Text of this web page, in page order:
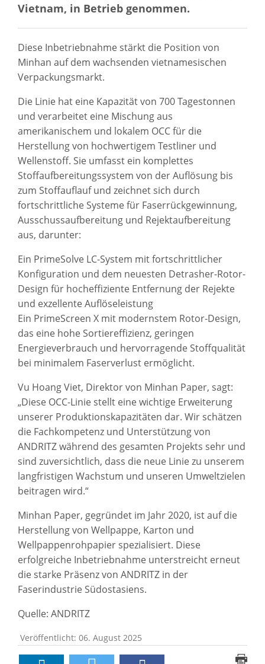
Vietnam, in Betrieb genommen.
Diese Inbetriebnahme stärkt die Position von
Minhan auf dem wachsenden vietnamesischen
Verpackungsmarkt.
Die Linie hat eine Kapazität von 700 Tagestonnen
und verarbeitet eine Mischung aus
amerikanischem und lokalem OCC für die
Herstellung von hochwertigem Testliner und
Wellenstoff. Sie umfasst ein komplettes
Stoffaufbereitungssystem von der Auflösung bis
zum Stoffauflauf und zeichnet sich durch
fortschrittliche Systeme für Faserrückgewinnung,
Ausschussaufbereitung und Rejektaufbereitung
aus, darunter:
Ein PrimeSolve LC-System mit fortschrittlicher
Konfiguration und dem neuesten Detrasher-Rotor-
Design für hocheffiziente Entfernung der Rejekte
und exzellente Auflöseleistung
Ein PrimeScreen X mit modernstem Rotor-Design,
das eine hohe Sortiereffizienz, geringen
Energieverbrauch und hervorragende Stoffqualität
bei minimalem Faserverlust ermöglicht.
Vu Hoang Viet, Direktor von Minhan Paper, sagt:
„Diese OCC-Linie stellt eine wichtige Erweiterung
unserer Produktionskapazitäten dar. Wir schätzen
die Fachkompetenz und Unterstützung von
ANDRITZ während des gesamten Projekts sehr und
sind zuversichtlich, dass die neue Linie zu unserem
langfristigen Wachstum und unseren Umweltzielen
beitragen wird.“
Minhan Paper, gegründet im Jahr 2020, ist auf die
Herstellung von Wellpappe, Karton und
Wellpappenrohpapier spezialisiert. Diese
erfolgreiche Inbetriebnahme unterstreicht erneut
die starke Präsenz von ANDRITZ in der
Faserindustrie Südostasiens.
Quelle: ANDRITZ
Veröffentlicht: 06. August 2025